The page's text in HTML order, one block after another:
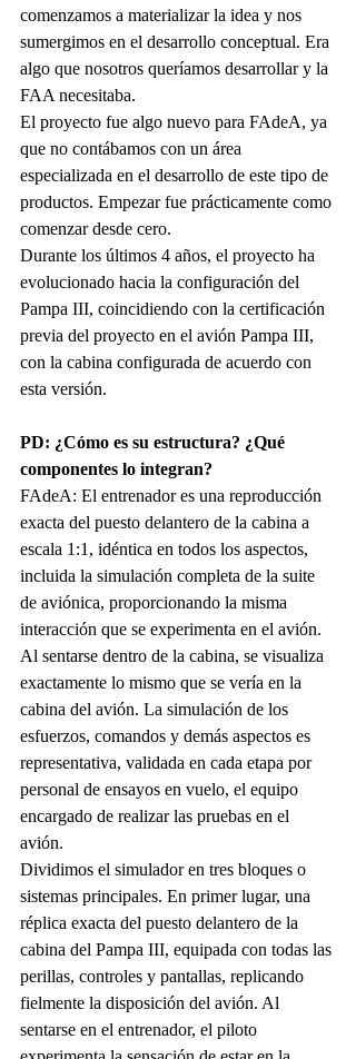
comenzamos a materializar la idea y nos
sumergimos en el desarrollo conceptual. Era
algo que nosotros queríamos desarrollar y la
FAA necesitaba.
El proyecto fue algo nuevo para FAdeA, ya
que no contábamos con un área
especializada en el desarrollo de este tipo de
productos. Empezar fue prácticamente como
comenzar desde cero.
Durante los últimos 4 años, el proyecto ha
evolucionado hacia la configuración del
Pampa III, coincidiendo con la certificación
previa del proyecto en el avión Pampa III,
con la cabina configurada de acuerdo con
esta versión.
PD: ¿Cómo es su estructura? ¿Qué
componentes lo integran?
FAdeA: El entrenador es una reproducción
exacta del puesto delantero de la cabina a
escala 1:1, idéntica en todos los aspectos,
incluida la simulación completa de la suite
de aviónica, proporcionando la misma
interacción que se experimenta en el avión.
Al sentarse dentro de la cabina, se visualiza
exactamente lo mismo que se vería en la
cabina del avión. La simulación de los
esfuerzos, comandos y demás aspectos es
representativa, validada en cada etapa por
personal de ensayos en vuelo, el equipo
encargado de realizar las pruebas en el
avión.
Dividimos el simulador en tres bloques o
sistemas principales. En primer lugar, una
réplica exacta del puesto delantero de la
cabina del Pampa III, equipada con todas las
perillas, controles y pantallas, replicando
fielmente la disposición del avión. Al
sentarse en el entrenador, el piloto